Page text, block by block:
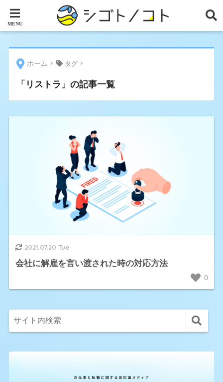
ホーム タグ
「リストラ」の記事一覧
2021.07.20 Tue
会社に解雇を言い渡された時の対応方法
0